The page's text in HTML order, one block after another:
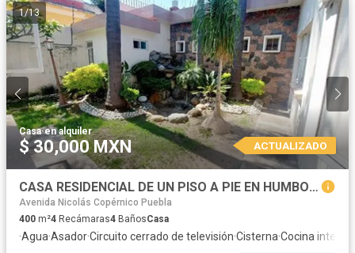
1/13
Casa·en alquiler
$ 30,000 MXN ACTUALIZADO
CASA RESIDENCIAL DE UN PISO A PIE EN HUMBOLDT, NORTE DE PUEBLA
Avenida Nicolás Copérnico Puebla
400 m²4 Recámaras4 BañosCasa
·Agua·Asador·Circuito cerrado de televisión·Cisterna·Cocina integral